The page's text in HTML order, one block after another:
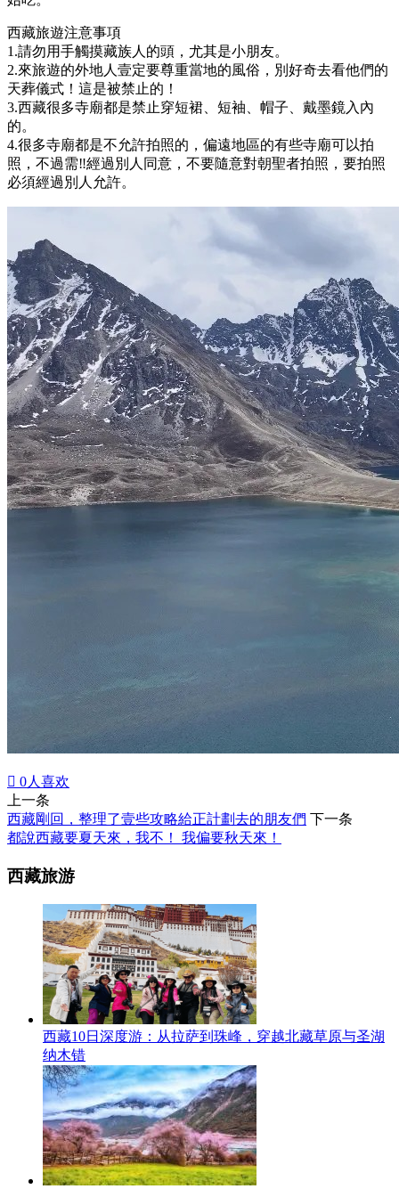
西藏旅遊注意事項
1.請勿用手觸摸藏族人的頭，尤其是小朋友。
2.來旅遊的外地人壹定要尊重當地的風俗，別好奇去看他們的
天葬儀式！這是被禁止的！
3.西藏很多寺廟都是禁止穿短裙、短袖、帽子、戴墨鏡入內
的。
4.很多寺廟都是不允許拍照的，偏遠地區的有些寺廟可以拍
照，不過需‼️經過別人同意，不要隨意對朝聖者拍照，要拍照
必須經過別人允許。
 0人喜欢
上一条
西藏剛回，整理了壹些攻略給正計劃去的朋友們 下一条
都說西藏要夏天來，我不！ 我偏要秋天來！
西藏旅游
西藏10日深度游：从拉萨到珠峰，穿越北藏草原与圣湖
纳木错